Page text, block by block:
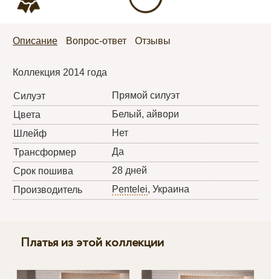
Описание Вопрос-ответ Отзывы
Коллекция 2014 года
Силуэт
Прямой силуэт
Цвета
Белый, айвори
Шлейф
Нет
Трансформер
Да
Срок пошива
28 дней
Производитель
Pentelei, Украина
Платья из этой коллекции